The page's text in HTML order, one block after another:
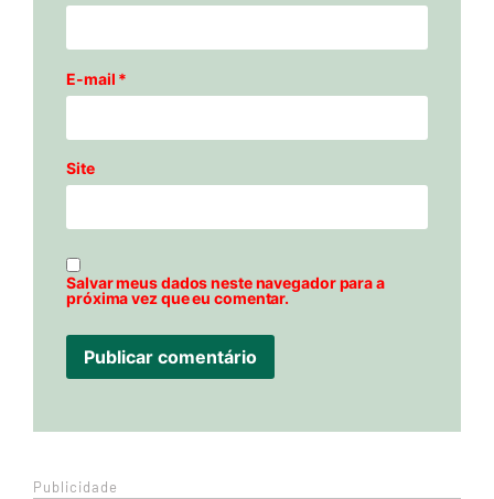
E-mail *
Site
Salvar meus dados neste navegador para a
próxima vez que eu comentar.
Publicidade